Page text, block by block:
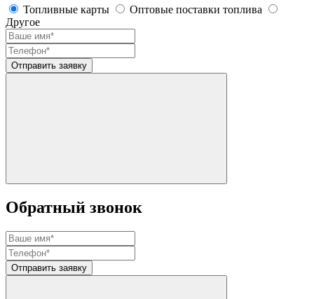
Топливные карты
Оптовые поставки топлива
Другое
Отправить заявку
Обратный звонок
Отправить заявку